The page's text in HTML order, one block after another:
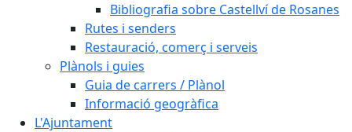
Bibliografia sobre Castellví de Rosanes
Rutes i senders
Restauració, comerç i serveis
Plànols i guies
Guia de carrers / Plànol
Informació geogràfica
L'Ajuntament